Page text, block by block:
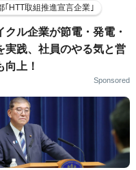
｢HTT取組推進宣言企業｣
クル企業が節電・発電・
実践、社員のやる気と営
向上！
Sponsored